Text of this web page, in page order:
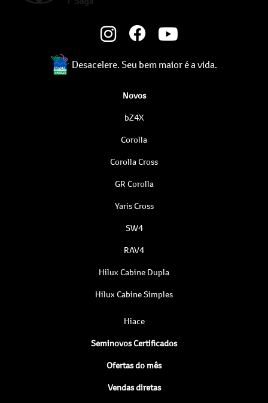
Desacelere. Seu bem maior é a vida.
Novos
bZ4X
Corolla
Corolla Cross
GR Corolla
Yaris Cross
SW4
RAV4
Hilux Cabine Dupla
Hilux Cabine Simples
Hiace
Seminovos Certificados
Ofertas do mês
Vendas diretas